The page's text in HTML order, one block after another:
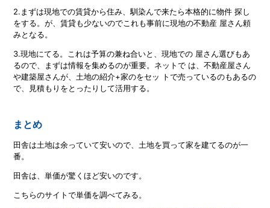
2.まずは現地での賃貸から住み、馴染んで来たら本格的に物件 探し
をする。が、賃貸も少ないのでこれも事前に現地の不動産 屋さん頼
みとなる。
3.現地にてる。これは予算の兼ね合いと、現地での 屋さん選びもあ
るので、まずは情報を集めるのが重要。ネットで は、不動産屋さん
や建築屋さんが、土地の紹介+家のをセッ トで売っているのもあるの
で、見積もりをとったりして活用する。
まとめ
田舎は土地は余っていて安いので、土地を買って家を建てるのが一
番。
田舎は、単価が驚くほど安いのです。
こちらのサイトで単価を調べてみる。